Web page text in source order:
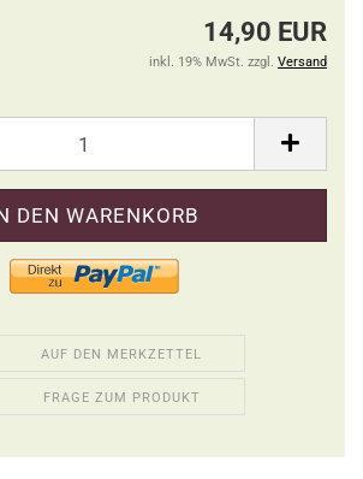
14,90 EUR
inkl. 19% MwSt. zzgl. Versand
AUF DEN MERKZETTEL
FRAGE ZUM PRODUKT